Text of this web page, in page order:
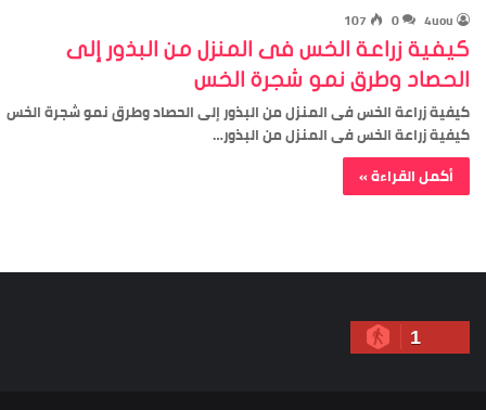
4uou
0
107
كيفية زراعة الخس فى المنزل من البذور إلى
الحصاد وطرق نمو شجرة الخس
كيفية زراعة الخس فى المنزل من البذور إلى الحصاد وطرق نمو شجرة الخس
كيفية زراعة الخس فى المنزل من البذور…
أكمل القراءة »
1